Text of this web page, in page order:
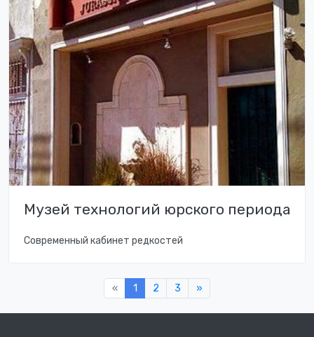
Музей технологий юрского периода
Современный кабинет редкостей
« 1 2 3 »